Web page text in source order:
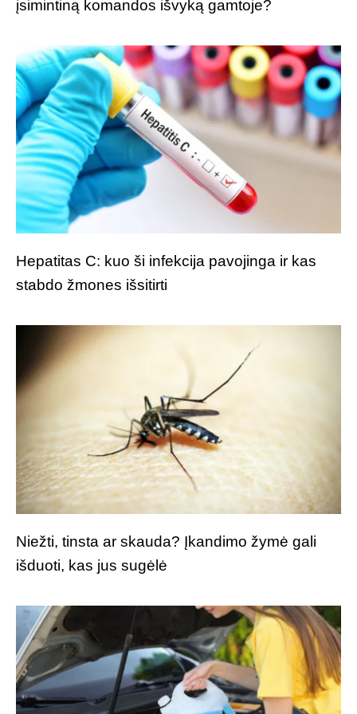
įsimintiną komandos išvyką gamtoje?
Hepatitas C: kuo ši infekcija pavojinga ir kas
stabdo žmones išsitirti
Niežti, tinsta ar skauda? Įkandimo žymė gali
išduoti, kas jus sugėlė